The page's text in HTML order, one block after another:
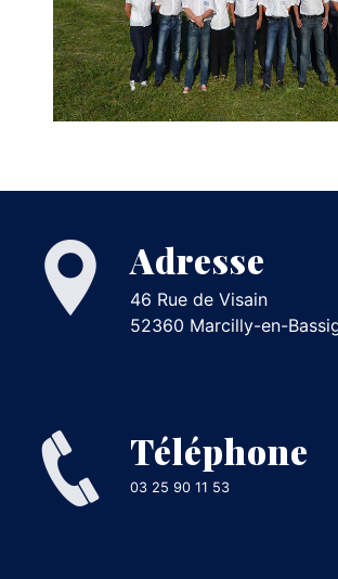
Adresse
46 Rue de Visain
52360 Marcilly-en-
Téléphone
03 25 90 11 53